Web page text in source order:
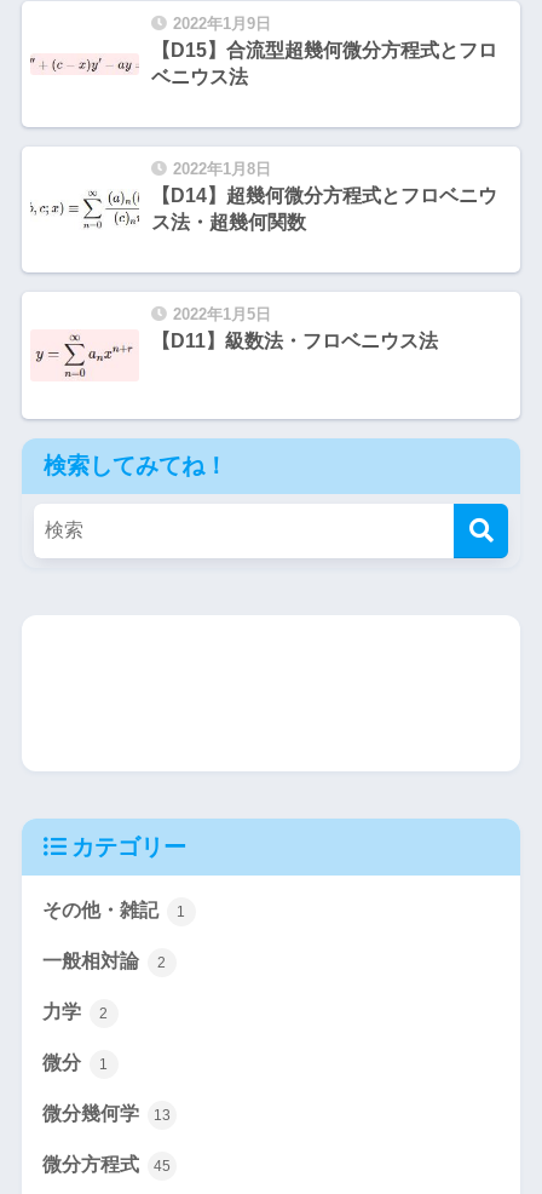
2022年1月9日
【D15】合流型超幾何微分方程式とフロ
ベニウス法
2022年1月8日
【D14】超幾何微分方程式とフロベニウ
ス法・超幾何関数
2022年1月5日
【D11】級数法・フロベニウス法
検索してみてね！
カテゴリー
その他・雑記 1
一般相対論 2
力学 2
微分 1
微分幾何学 13
微分方程式 45